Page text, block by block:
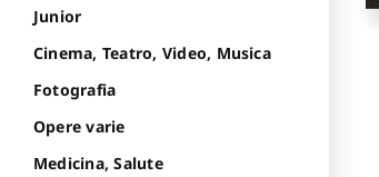
Junior
Cinema, Teatro, Video, Musica
Fotografia
Opere varie
Medicina, Salute